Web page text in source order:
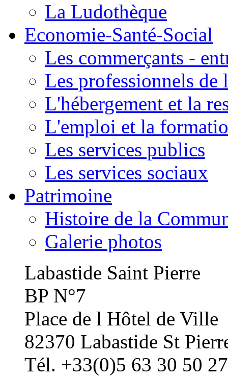
La Ludothèque
Economie-Santé-Social
Les commerçants -
Les professionnels de
L'hébergement et la
L'emploi et la
Les services publics
Les services sociaux
Patrimoine
Histoire de la
Galerie photos
Labastide Saint Pierre
BP N°7
Place de l Hôtel de Ville
82370 Labastide St
Tél. +33(0)5 63 30 50 27